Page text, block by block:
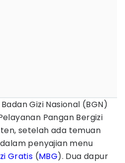
Badan Gizi Nasional (BGN)
Pangan Bergizi
setelah ada temuan
penyajian menu
Gratis (MBG). Dua dapur